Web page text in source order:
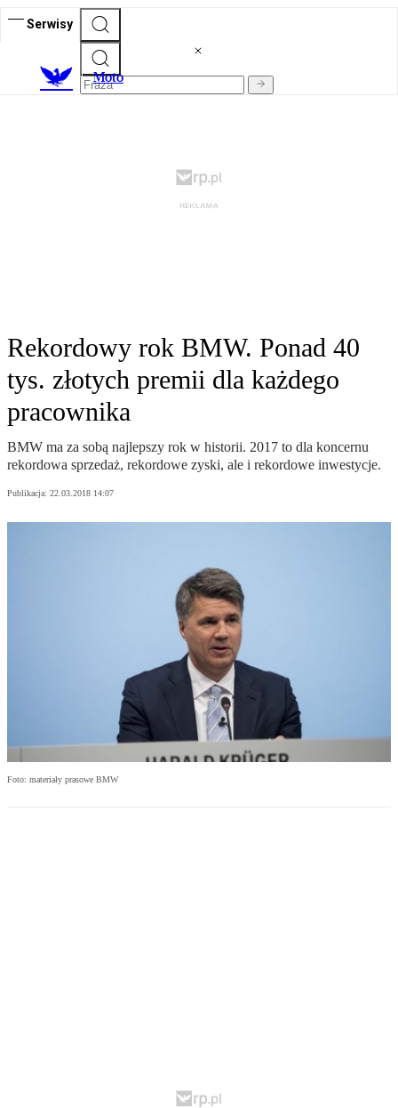
Serwisy
Moto
Rekordowy rok BMW. Ponad 40
tys. złotych premii dla każdego
pracownika
BMW ma za sobą najlepszy rok w historii. 2017 to dla koncernu
rekordowa sprzedaż, rekordowe zyski, ale i rekordowe inwestycje.
Publikacja: 22.03.2018 14:07
Foto: materiały prasowe BMW